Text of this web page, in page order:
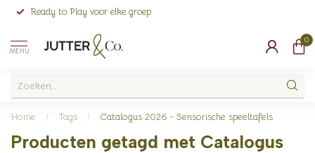
Ready to Play voor elke groep
MENU
0
Home / Tags / Catalogus 2026 - Sensorische speeltafels
Producten getagd met Catalogus